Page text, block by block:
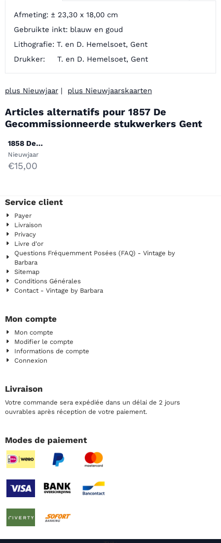
Afmeting: ± 23,30 x 18,00 cm
Gebruikte inkt: blauw en goud
Lithografie: T. en D. Hemelsoet, Gent
Drukker: T. en D. Hemelsoet, Gent
plus Nieuwjaar plus Nieuwjaarskaarten
Articles alternatifs pour 1857 De
Gecommissionneerde stukwerkers Gent
1858 De
Gecommissionneerde
stukwerkers Gent
Marque :
Nieuwjaar
Prix: 15,00
€15,00
Service client
Payer
Livraison
Privacy
Livre d'or
Questions Fréquemment Posées (FAQ) - Vintage by
Barbara
Sitemap
Conditions Générales
Contact - Vintage by Barbara
Mon compte
Mon compte
Modifier le compte
Informations de compte
Connexion
Livraison
Votre commande sera expédiée dans un délai de 2 jours
ouvrables après réception de votre paiement.
Modes de paiement